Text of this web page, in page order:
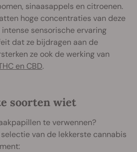
sinaasappels en citroenen.
hoge concentraties van deze
sensorische ervaring
dat ze bijdragen aan de
ze ook de werking van
en CBD.
soorten wiet
papillen te verwennen?
van de lekkerste cannabis